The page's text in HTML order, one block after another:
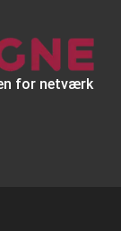
for netværk